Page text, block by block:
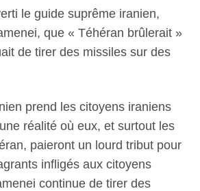
le guide suprême iranien,
que « Téhéran brûlerait »
de tirer des missiles sur des
prend les citoyens iraniens
réalité où eux, et surtout les
paieront un lourd tribut pour
infligés aux citoyens
continue de tirer des